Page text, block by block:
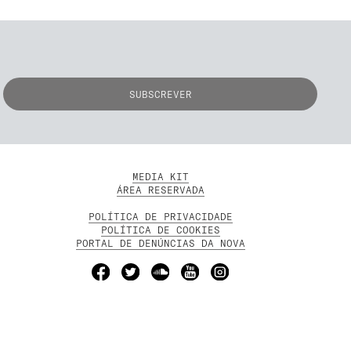
MEDIA KIT
ÁREA RESERVADA
POLÍTICA DE PRIVACIDADE
POLÍTICA DE COOKIES
PORTAL DE DENÚNCIAS DA NOVA